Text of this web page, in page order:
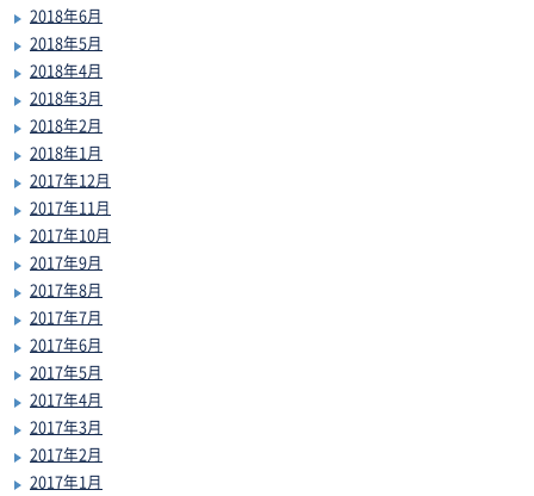
2018年6月
2018年5月
2018年4月
2018年3月
2018年2月
2018年1月
2017年12月
2017年11月
2017年10月
2017年9月
2017年8月
2017年7月
2017年6月
2017年5月
2017年4月
2017年3月
2017年2月
2017年1月